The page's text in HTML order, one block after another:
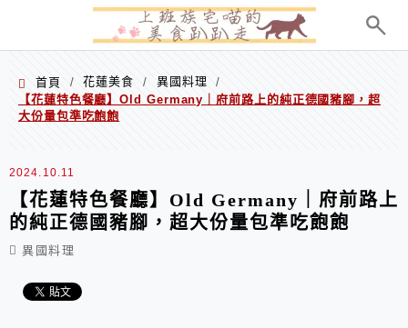
首頁 / 花蓮美食 / 異國料理
/
【花蓮特色餐廳】Old Germany｜府前路上的純正德國豬腳，超
大份量包準吃飽飽
2024.10.11
【花蓮特色餐廳】Old Germany｜府前路上
的純正德國豬腳，超大份量包準吃飽飽
異國料理